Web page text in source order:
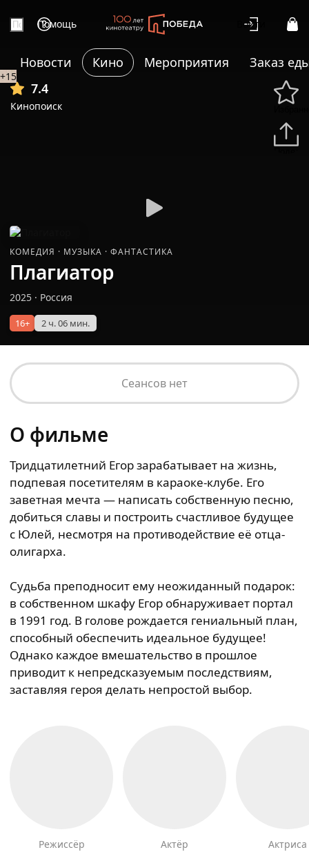
Помощь Войти
Новости Кино Мероприятия
Заказ
7.4
Кинопоиск
+15
КОМЕДИЯ · МУЗЫКА · ФАНТАСТИКА
Плагиатор
2025 · Россия
16+ 2 ч. 06 мин.
Сеансов нет
О фильме
Тридцатилетний Егор зарабатывает на жизнь,
подпевая посетителям в караоке-клубе. Его
заветная мечта — написать собственную песню,
добиться славы и построить счастливое будущее
с Юлей, несмотря на противодействие её отца-
олигарха.
Судьба преподносит ему неожиданный подарок:
в собственном шкафу Егор обнаруживает портал
в 1991 год. В голове рождается гениальный план,
способный обеспечить идеальное будущее!
Однако каждое вмешательство в прошлое
приводит к непредсказуемым последствиям,
заставляя героя делать непростой выбор.
режиссёр актёр актриса